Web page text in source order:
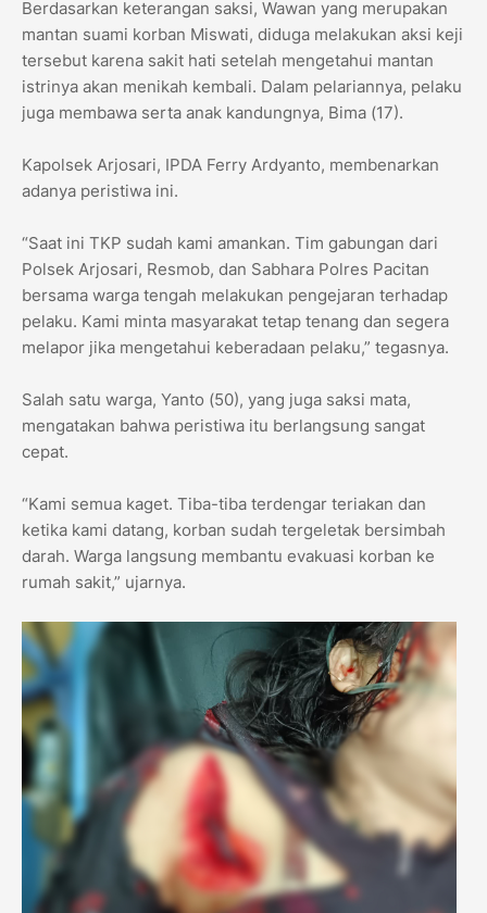
Berdasarkan keterangan saksi, Wawan yang merupakan
mantan suami korban Miswati, diduga melakukan aksi keji
tersebut karena sakit hati setelah mengetahui mantan
istrinya akan menikah kembali. Dalam pelariannya, pelaku
juga membawa serta anak kandungnya, Bima (17).
Kapolsek Arjosari, IPDA Ferry Ardyanto, membenarkan
adanya peristiwa ini.
“Saat ini TKP sudah kami amankan. Tim gabungan dari
Polsek Arjosari, Resmob, dan Sabhara Polres Pacitan
bersama warga tengah melakukan pengejaran terhadap
pelaku. Kami minta masyarakat tetap tenang dan segera
melapor jika mengetahui keberadaan pelaku,” tegasnya.
Salah satu warga, Yanto (50), yang juga saksi mata,
mengatakan bahwa peristiwa itu berlangsung sangat
cepat.
“Kami semua kaget. Tiba-tiba terdengar teriakan dan
ketika kami datang, korban sudah tergeletak bersimbah
darah. Warga langsung membantu evakuasi korban ke
rumah sakit,” ujarnya.